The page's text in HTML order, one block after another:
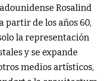
Rosalind
partir de los años 60,
la representación
y se expande
medios artísticos,